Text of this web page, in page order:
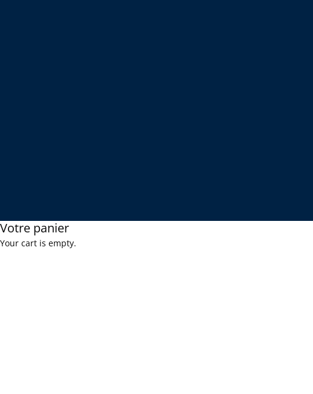
Votre panier
Your cart is empty.